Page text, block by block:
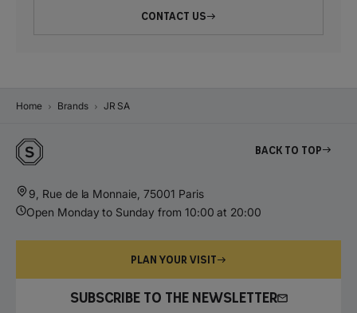
CONTACT US
Home Brands JR SA
Back to top
9, Rue de la Monnaie, 75001 Paris
Open Monday to Sunday from 10:00 at 20:00
PLAN YOUR VISIT
SUBSCRIBE TO THE NEWSLETTER